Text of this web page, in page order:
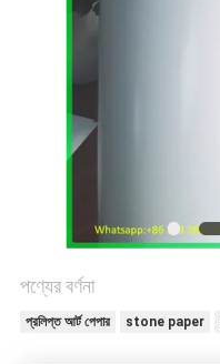
পণ্যের বর্ণনা
প্রলিপ্ত আর্ট পেপার stone paper